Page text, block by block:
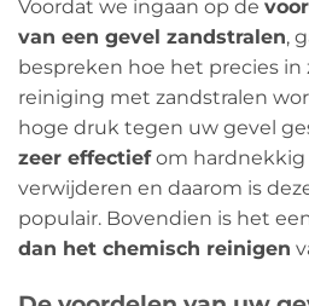
Voordat we ingaan op de
van een gevel zandstralen,
bespreken hoe het precies in
reiniging met zandstralen
hoge druk tegen uw gevel
zeer effectiefom hardnekkig
verwijderen en daarom is
populair. Bovendien is het
dan het chemisch reinigen